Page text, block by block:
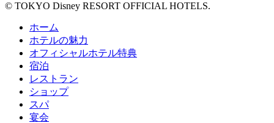
© TOKYO Disney RESORT OFFICIAL HOTELS.
ホーム
ホテルの魅力
オフィシャルホテル特典
宿泊
レストラン
ショップ
スパ
宴会